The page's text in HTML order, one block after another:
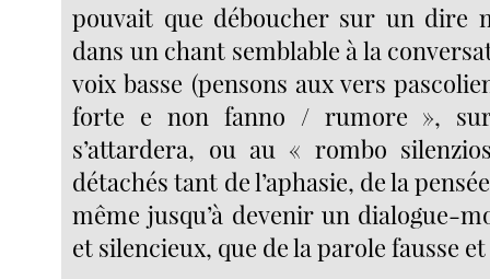
pouvait que déboucher sur un dire
dans un chant semblable à la
voix basse (pensons aux vers
forte e non fanno / rumore », sur
s’attardera, ou au « rombo
détachés tant de l’aphasie, de la
même jusqu’à devenir un dialogue-
et silencieux, que de la parole fausse